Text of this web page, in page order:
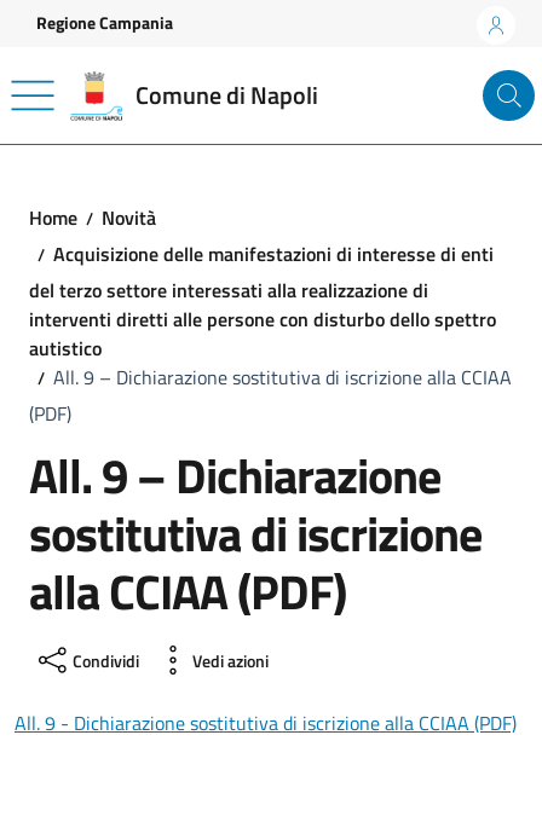
Vai ai contenuti
Vai al footer
Regione Campania
Comune di Napoli
Home
Novità
Acquisizione delle manifestazioni di interesse di enti
del terzo settore interessati alla realizzazione di
interventi diretti alle persone con disturbo dello spettro
autistico
All. 9 – Dichiarazione sostitutiva di iscrizione alla CCIAA
(PDF)
All. 9 – Dichiarazione
sostitutiva di iscrizione
alla CCIAA (PDF)
Condividi Vedi azioni
All. 9 - Dichiarazione sostitutiva di iscrizione alla CCIAA (PDF)